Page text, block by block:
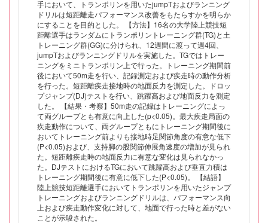
手において、トランポリンを用いたjumpTおよびランニング
ドリルは短距離走パフォーマンス改善をもたらすかを明らか
にすることを目的とした。 【方法】16名の大学陸上競技短
距離選手はランダムにトランポリントレーニング群(TG)と土
トレーニング群(GG)に分けられ、12週間に渡って週4回、
jumpTおよびランニングドリルを実施した。TGではトレー
ニングをミニトランポリン上で行った。トレーニング期間前
後において50m走を行い、記録測定および疾走時の動作分析
を行った。短距離疾走接地時の地面反力を測定した。ドロッ
プジャンプ(DJ)テストを行い、跳躍高および地面反力を測定
した。 【結果・考察】50m走の記録はトレーニングによっ
て両グループとも有意に向上した(p<0.05)。最大疾走局面の
疾走動作について、両グループともにトレーニング期間後に
おいてトレーニング前よりも接地時足関節角度の有意な低下
(P<0.05)および、支持脚の股関節伸展角速度の増加が見られ
た。短距離疾走時の地面反力に有意な変化は見られなかっ
た。DJテストにおけるTGにおいて跳躍高および垂直力積は
トレーニング期間後に有意に低下した(P<0.05)。 【結語】
陸上競技短距離選手においてトランポリンを用いたジャンプ
トレーニングおよびランニングドリルは、パフォーマンス向
上および疾走動作変化に対して、地面で行った時と差がない
ことが示唆された。